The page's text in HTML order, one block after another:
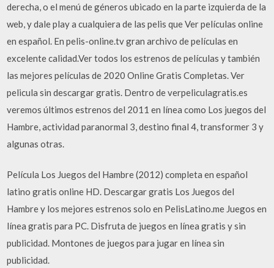
derecha, o el menú de géneros ubicado en la parte izquierda de la
web, y dale play a cualquiera de las pelis que Ver películas online
en español. En pelis-online.tv gran archivo de películas en
excelente calidad.Ver todos los estrenos de películas y también
las mejores películas de 2020 Online Gratis Completas. Ver
pelicula sin descargar gratis. Dentro de verpeliculagratis.es
veremos últimos estrenos del 2011 en línea como Los juegos del
Hambre, actividad paranormal 3, destino final 4, transformer 3 y
algunas otras.
Película Los Juegos del Hambre (2012) completa en español
latino gratis online HD. Descargar gratis Los Juegos del
Hambre y los mejores estrenos solo en PelisLatino.me Juegos en
línea gratis para PC. Disfruta de juegos en línea gratis y sin
publicidad. Montones de juegos para jugar en línea sin
publicidad.